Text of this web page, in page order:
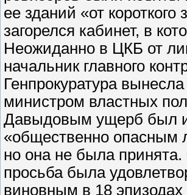
ее зданий «от
загорелся кабинет, в
Неожиданно в ЦКБ от
начальник главного
Генпрокуратура
министром властных
Давыдовым ущерб был
«общественно опасным
но она не была принята.
просьба была
виновным в 18